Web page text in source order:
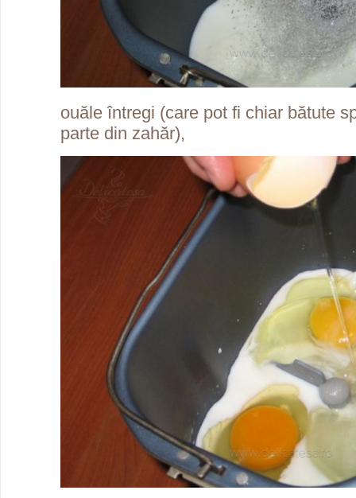
ouăle întregi (care pot fi chiar bătute
parte din zahăr),